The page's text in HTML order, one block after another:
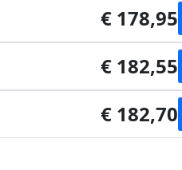
€ 178,95
€ 182,55
€ 182,70